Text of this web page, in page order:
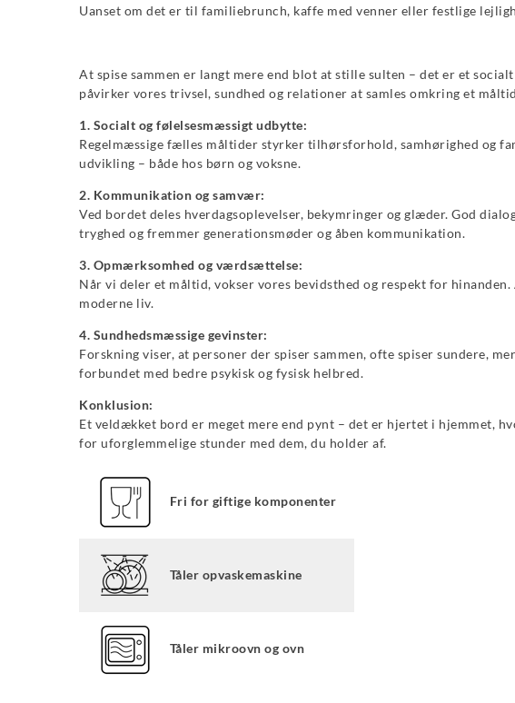
Uanset om det er til familiebrunch, kaffe med venner eller festlige
At spise sammen er langt mere end blot at stille sulten – det er et
påvirker vores trivsel, sundhed og relationer at samles omkring et
1. Socialt og følelsesmæssigt udbytte:
Regelmæssige fælles måltider styrker tilhørsforhold, samhørighed og
udvikling – både hos børn og voksne.
2. Kommunikation og samvær:
Ved bordet deles hverdagsoplevelser, bekymringer og glæder. God
tryghed og fremmer generationsmøder og åben kommunikation.
3. Opmærksomhed og værdsættelse:
Når vi deler et måltid, vokser vores bevidsthed og respekt for
moderne liv.
4. Sundhedsmæssige gevinster:
Forskning viser, at personer der spiser sammen, ofte spiser sundere,
forbundet med bedre psykisk og fysisk helbred.
Konklusion:
Et veldækket bord er meget mere end pynt – det er hjertet i hjemmet,
for uforglemmelige stunder med dem, du holder af.
Fri for giftige komponenter
Tåler opvaskemaskine
Tåler mikroovn og ovn